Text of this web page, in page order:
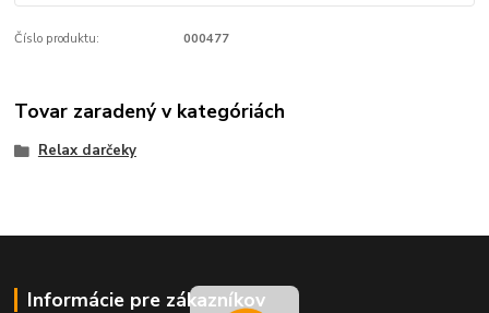
Číslo produktu: 000477
Tovar zaradený v kategóriách
Relax darčeky
Informácie pre zákazníkov